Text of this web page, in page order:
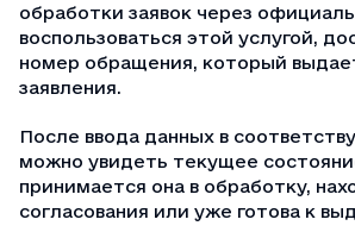
обработки заявок через
воспользоваться этой услугой,
номер обращения, который
заявления.
После ввода данных в
можно увидеть текущее
принимается она в обработку,
согласования или уже готова к